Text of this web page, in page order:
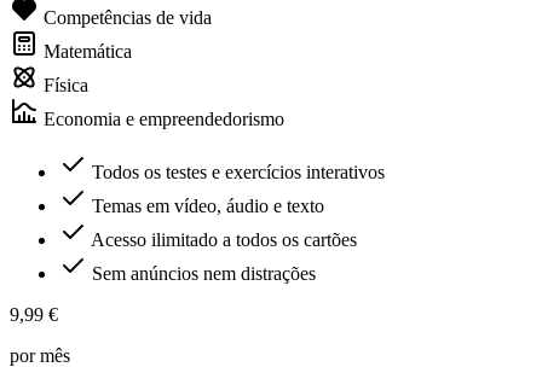
Competências de vida
Matemática
Física
Economia e empreendedorismo
Todos os testes e exercícios interativos
Temas em vídeo, áudio e texto
Acesso ilimitado a todos os cartões
Sem anúncios nem distrações
9,99 €
por mês